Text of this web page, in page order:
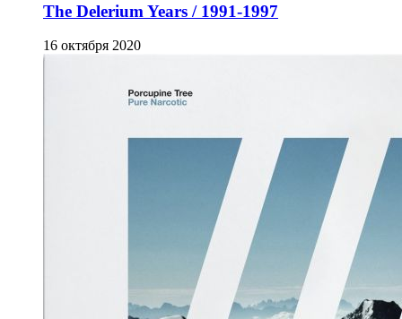
The Delerium Years / 1991-1997
16 октября 2020